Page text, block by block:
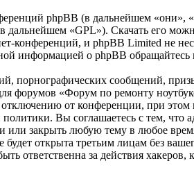
phpBB (в дальнейшем «они»,
дальнейшем «GPL»). Скачать его
конференций, и phpBB Limited не
информацией о phpBB обращайтесь
порнографических сообщений,
форумов «Форум по ремонту
от конференции, при этом
Вы соглашаетесь с тем,
закрыть любую тему в любое
открыта третьим лицам без
ответственна за действия